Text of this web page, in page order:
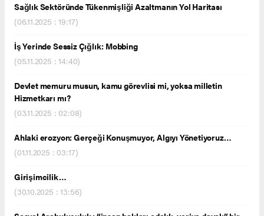
Sağlık Sektöründe Tükenmişliği Azaltmanın Yol Haritası
(06.11.2025 : 19:17)
İş Yerinde Sessiz Çığlık: Mobbing
(05.11.2025 : 14:40)
Devlet memuru musun, kamu görevlisi mi, yoksa milletin
Hizmetkarı mı?
(03.11.2025 : 02:08)
Ahlaki erozyon: Gerçeği Konuşmuyor, Algıyı Yönetiyoruz…
(01.11.2025 : 03:17)
Girişimcilik…
(30.10.2025 : 13:56)